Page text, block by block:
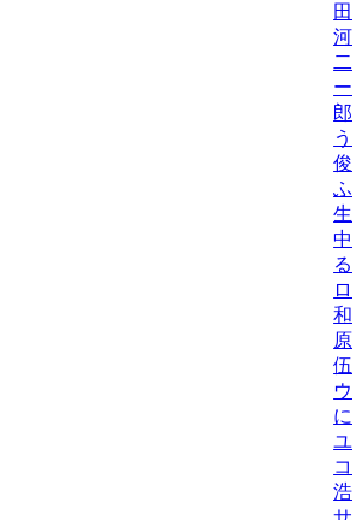
田
河
二/
ー
郎/
う
俊/
ふ
生
中
る
ロ
和
原
伍/
ウ
に
ユ
コ
浩